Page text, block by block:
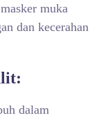
muka
dan kecerahan
dalam